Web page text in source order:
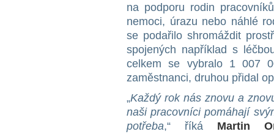
na podporu rodin
nemoci, úrazu nebo náhlé
se podařilo shromáždit
spojených například s
celkem se vybralo 1 007
zaměstnanci, druhou přidal
„Každý rok nás znovu a
naši pracovníci pomáhají
potřeba,“ říká Martin